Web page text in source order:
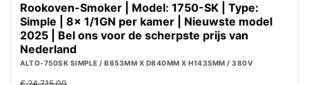
Rookoven-Smoker | Model: 1750-SK | Type:
Simple | 8x 1/1GN per kamer | Nieuwste model
2025 | Bel ons voor de scherpste prijs van
Nederland
ALTO-750SK SIMPLE / B653MM X D840MM X H1435MM / 380V